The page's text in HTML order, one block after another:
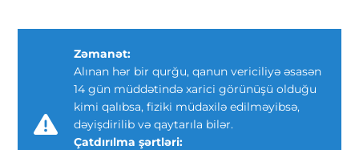
Zəmanət:
Alınan hər bir qurğu, qanun vericiliyə əsasən
14 gün müddətində xarici görünüşü olduğu
kimi qalıbsa, fiziki müdaxilə edilməyibsə,
dəyişdirilib və qaytarıla bilər.
Çatdırılma şərtləri: